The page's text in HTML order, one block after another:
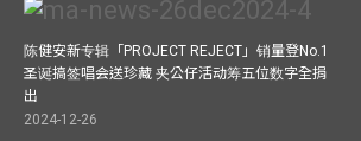
陈健安新专辑「PROJECT REJECT」销量登No.1
圣诞搞签唱会送珍藏 夹公仔活动筹五位数字全捐
出
2024-12-26